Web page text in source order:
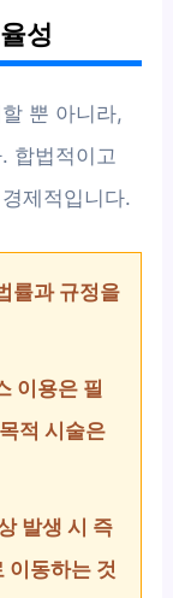
성
뿐 아니라,
합법적이고
제적입니다.
률과 규정을
이용은 필
적 시술은
발생 시 즉
이동하는 것